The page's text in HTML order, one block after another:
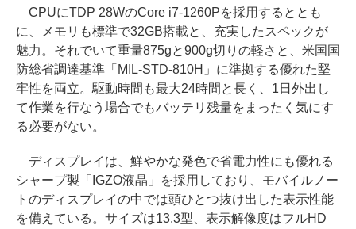
CPUにTDP 28WのCore i7-1260Pを採用するととも
に、メモリも標準で32GB搭載と、充実したスペックが
魅力。それでいて重量875gと900g切りの軽さと、米国国
防総省調達基準「MIL-STD-810H」に準拠する優れた堅
牢性を両立。駆動時間も最大24時間と長く、1日外出し
て作業を行なう場合でもバッテリ残量をまったく気にす
る必要がない。
ディスプレイは、鮮やかな発色で省電力性にも優れる
シャープ製「IGZO液晶」を採用しており、モバイルノー
トのディスプレイの中では頭ひとつ抜け出した表示性能
を備えている。サイズは13.3型、表示解像度はフルHD